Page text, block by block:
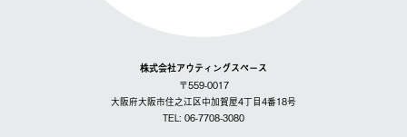
株式会社アウティングスペース
〒559-0017
大阪府大阪市住之江区中加賀屋4丁目4番18号
TEL: 06-7708-3080